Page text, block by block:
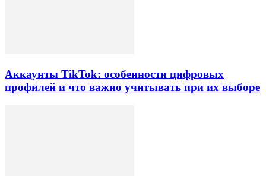
Аккаунты TikTok: особенности цифровых
профилей и что важно учитывать при их выборе